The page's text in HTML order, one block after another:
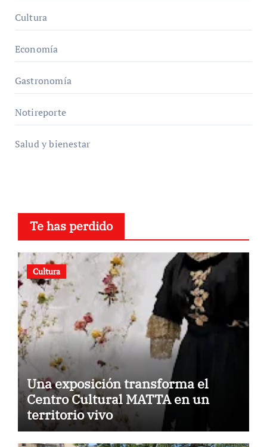
Cultura
Economía
Gastronomía
Notireporte
Salud y bienestar
Te has perdido
Cultura
Una exposición transforma el
Centro Cultural MATTA en un
territorio vivo